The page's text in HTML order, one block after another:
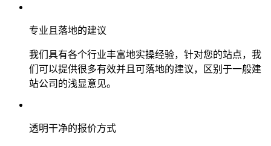
专业且落地的建议
我们具有各个行业丰富地实操经验，针对您的站点，我
们可以提供很多有效并且可落地的建议，区别于一般建
站公司的浅显意见。
透明干净的报价方式